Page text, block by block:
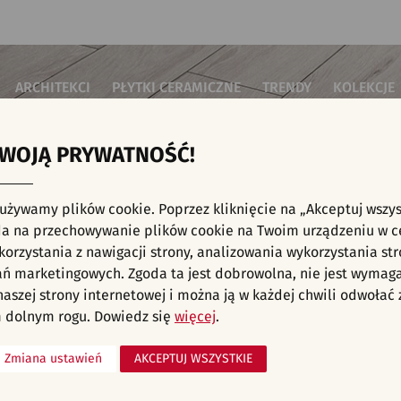
ARCHITEKCI PŁYTKI CERAMICZNE TRENDY KOLEKCJE
do sypialni
kuchenne
łazienkowe
na schody
na taras
komercyjne
Płytki ścienne
Płytki cegiełki
Płytki drewnopodobne
Płytki heksagonalne
Płytki jodełka
Płytki kamienne
Płytki kolorowe
Płytki
Płytki we
KAFELKI - NOWOŚCI, TARAS I OGRÓD,
aranżacji spełniających wybrane filtry. Przejdź do pełnej oferty
PRYWATNOŚĆ!
plików cookie. Poprzez kliknięcie na „Akceptuj
na przechowywanie plików cookie na Twoim urządzeniu w
z nawigacji strony, analizowania wykorzystania
marketingowych. Zgoda ta jest dobrowolna, nie jest
strony internetowej i można ją w każdej chwili odwołać
dolnym rogu. Dowiedz się więcej.
Zmiana ustawień AKCEPTUJ WSZYSTKIE